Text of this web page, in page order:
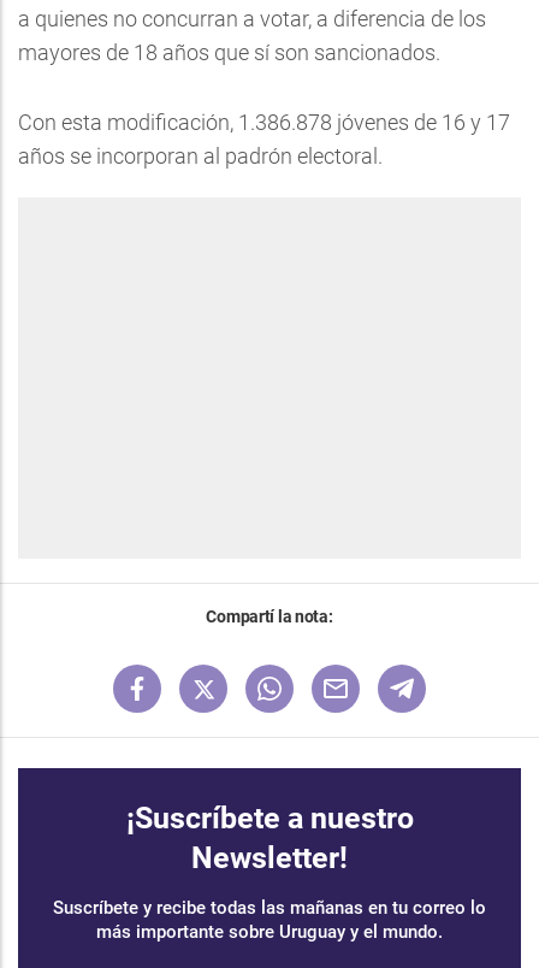
a quienes no concurran a votar, a diferencia de los
mayores de 18 años que sí son sancionados.
Con esta modificación, 1.386.878 jóvenes de 16 y 17
años se incorporan al padrón electoral.
Compartí la nota:
¡Suscríbete a nuestro
Newsletter!
Suscríbete y recibe todas las mañanas en tu correo lo
más importante sobre Uruguay y el mundo.